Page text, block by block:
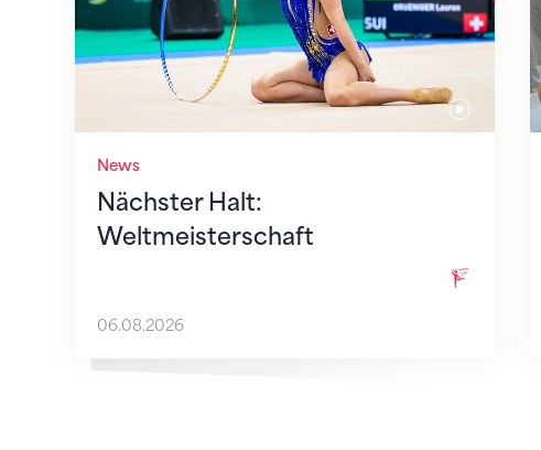
News
Nächster Halt:
Weltmeisterschaft
06.08.2026